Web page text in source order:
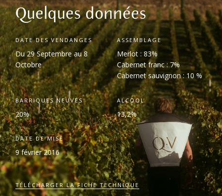
Quelques données
DATE DES VENDANGES
Du 29 Septembre au 8
Octobre
ASSEMBLAGE
Merlot : 83%
Cabernet franc : 7%
Cabernet sauvignon : 10 %
BARRIQUES NEUVES
20%
ALCOOL
13,2%
DATE DE MISE
9 février 2016
TÉLÉCHARGER LA FICHE TECHNIQUE